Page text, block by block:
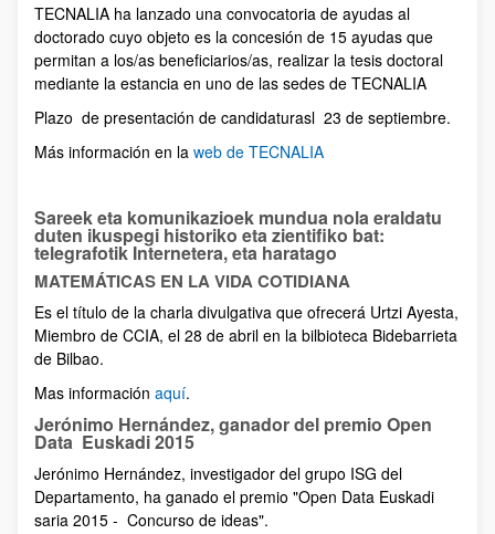
TECNALIA ha lanzado una convocatoria de ayudas al
doctorado cuyo objeto es la concesión de 15 ayudas que
permitan a los/as beneficiarios/as, realizar la tesis doctoral
mediante la estancia en uno de las sedes de TECNALIA
Plazo de presentación de candidaturasl 23 de septiembre.
Más información en la web de TECNALIA
Sareek eta komunikazioek mundua nola eraldatu
duten ikuspegi historiko eta zientifiko bat:
telegrafotik Internetera, eta haratago
MATEMÁTICAS EN LA VIDA COTIDIANA
Es el título de la charla divulgativa que ofrecerá Urtzi Ayesta,
Miembro de CCIA, el 28 de abril en la bilbioteca Bidebarrieta
de Bilbao.
Mas información aquí.
Jerónimo Hernández, ganador del premio Open
Data Euskadi 2015
Jerónimo Hernández, investigador del grupo ISG del
Departamento, ha ganado el premio "Open Data Euskadi
saria 2015 - Concurso de ideas".